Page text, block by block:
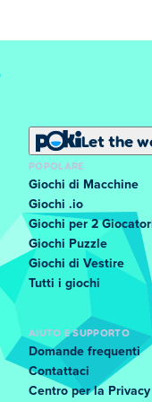
Let the
POPOLARE
Giochi di Macchine
Giochi .io
Giochi per 2
Giochi Puzzle
Giochi di Vestire
Tutti i giochi
AIUTO E SUPPORTO
Domande frequenti
Contattaci
Centro per la Privacy